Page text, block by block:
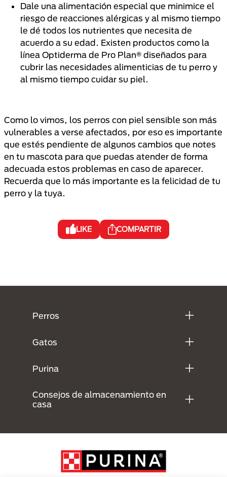
Dale una alimentación especial que minimice el
riesgo de reacciones alérgicas y al mismo tiempo
le dé todos los nutrientes que necesita de
acuerdo a su edad. Existen productos como la
línea Optiderma de Pro Plan® diseñados para
cubrir las necesidades alimenticias de tu perro y
al mismo tiempo cuidar su piel.
Como lo vimos, los perros con piel sensible son más
vulnerables a verse afectados, por eso es importante
que estés pendiente de algunos cambios que notes
en tu mascota para que puedas atender de forma
adecuada estos problemas en caso de aparecer.
Recuerda que lo más importante es la felicidad de tu
perro y la tuya.
LIKE COMPARTIR
Perros
Gatos
Purina
Consejos de almacenamiento en
casa